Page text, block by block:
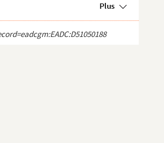
Plus